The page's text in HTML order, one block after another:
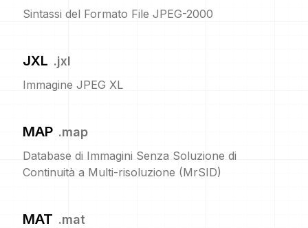
Sintassi del Formato File JPEG-2000
JXL .jxl
Immagine JPEG XL
MAP .map
Database di Immagini Senza Soluzione di
Continuità a Multi-risoluzione (MrSID)
MAT .mat